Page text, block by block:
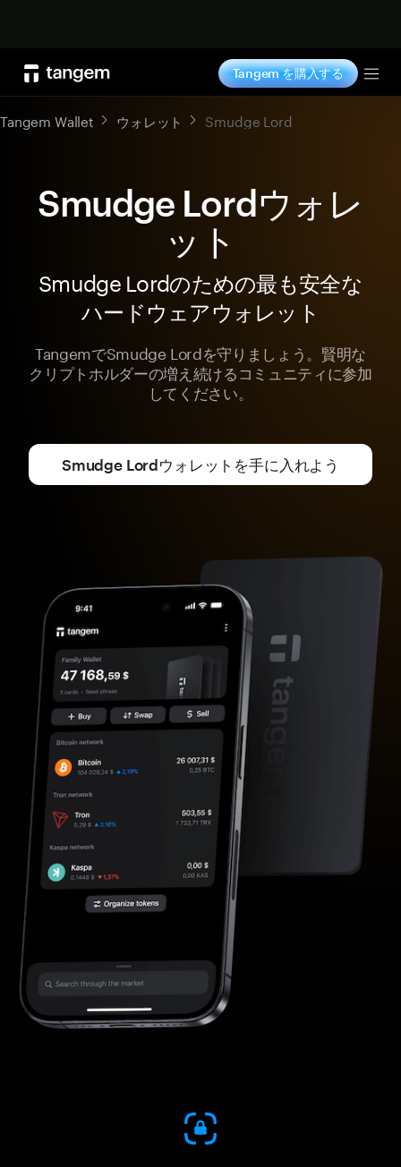
Tangem を購入する
Tangem Wallet ウォレット Smudge Lord
Smudge Lordウォレ
ット
Smudge Lordのための最も安全な
ハードウェアウォレット
TangemでSmudge Lordを守りましょう。賢明な
クリプトホルダーの増え続けるコミュニティに参加
してください。
Smudge Lordウォレットを手に入れよう